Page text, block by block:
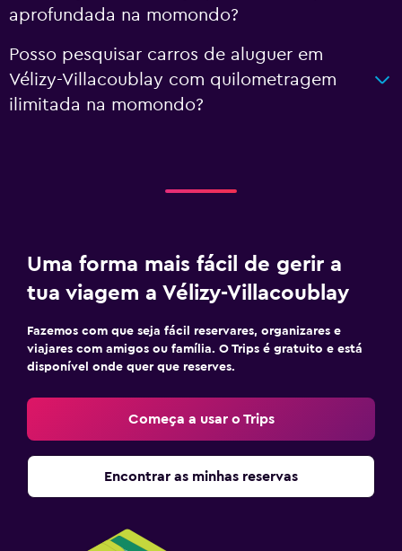
aprofundada na momondo?
Posso pesquisar carros de aluguer em
Vélizy-Villacoublay com quilometragem
ilimitada na momondo?
Uma forma mais fácil de gerir a
tua viagem a Vélizy-Villacoublay
Fazemos com que seja fácil reservares, organizares e
viajares com amigos ou família. O Trips é gratuito e está
disponível onde quer que reserves.
Começa a usar o Trips
Encontrar as minhas reservas